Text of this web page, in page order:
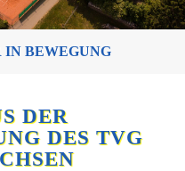
BEWEGUNG
DER
DES TVG